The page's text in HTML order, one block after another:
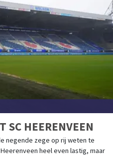
SC HEERENVEEN
negende zege op rij weten te
heel even lastig, maar